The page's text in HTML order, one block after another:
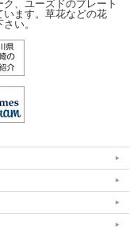
、ユーズドのプレート
ます。草花などの花
い。